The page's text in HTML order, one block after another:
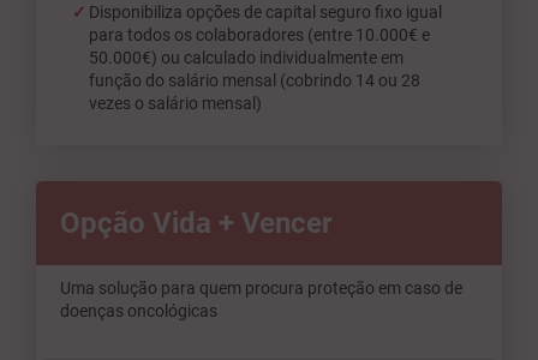
Disponibiliza opções de capital seguro fixo igual
para todos os colaboradores (entre 10.000€ e
50.000€) ou calculado individualmente em
função do salário mensal (cobrindo 14 ou 28
vezes o salário mensal)
Opção Vida + Vencer
Uma solução para quem procura proteção em caso de
doenças oncológicas